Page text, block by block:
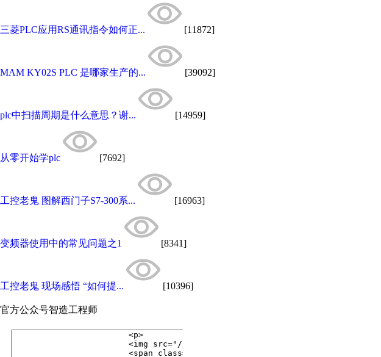
三菱PLC应用RS通讯指令如何正... [11872]
MAM KY02S PLC 是哪家生产的... [39092]
plc中扫描周期是什么意思？谢... [14959]
从零开始学plc [7692]
工控老鬼 图解西门子S7-300系... [16963]
变频器使用中的常见问题之1 [8341]
工控老鬼 现场感悟 “如何提... [10396]
官方公众号智造工程师